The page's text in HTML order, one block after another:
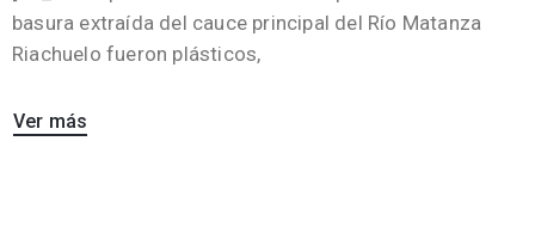
basura extraída del cauce principal del Río Matanza
Riachuelo fueron plásticos,
Ver más